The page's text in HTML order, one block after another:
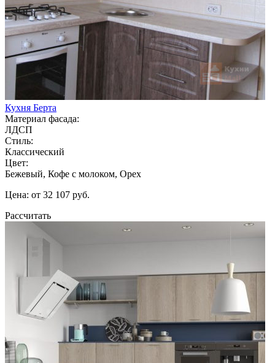
Кухня Берта
Материал фасада:
ЛДСП
Стиль:
Классический
Цвет:
Бежевый, Кофе с молоком, Орех
Цена: от 32 107 руб.
Рассчитать